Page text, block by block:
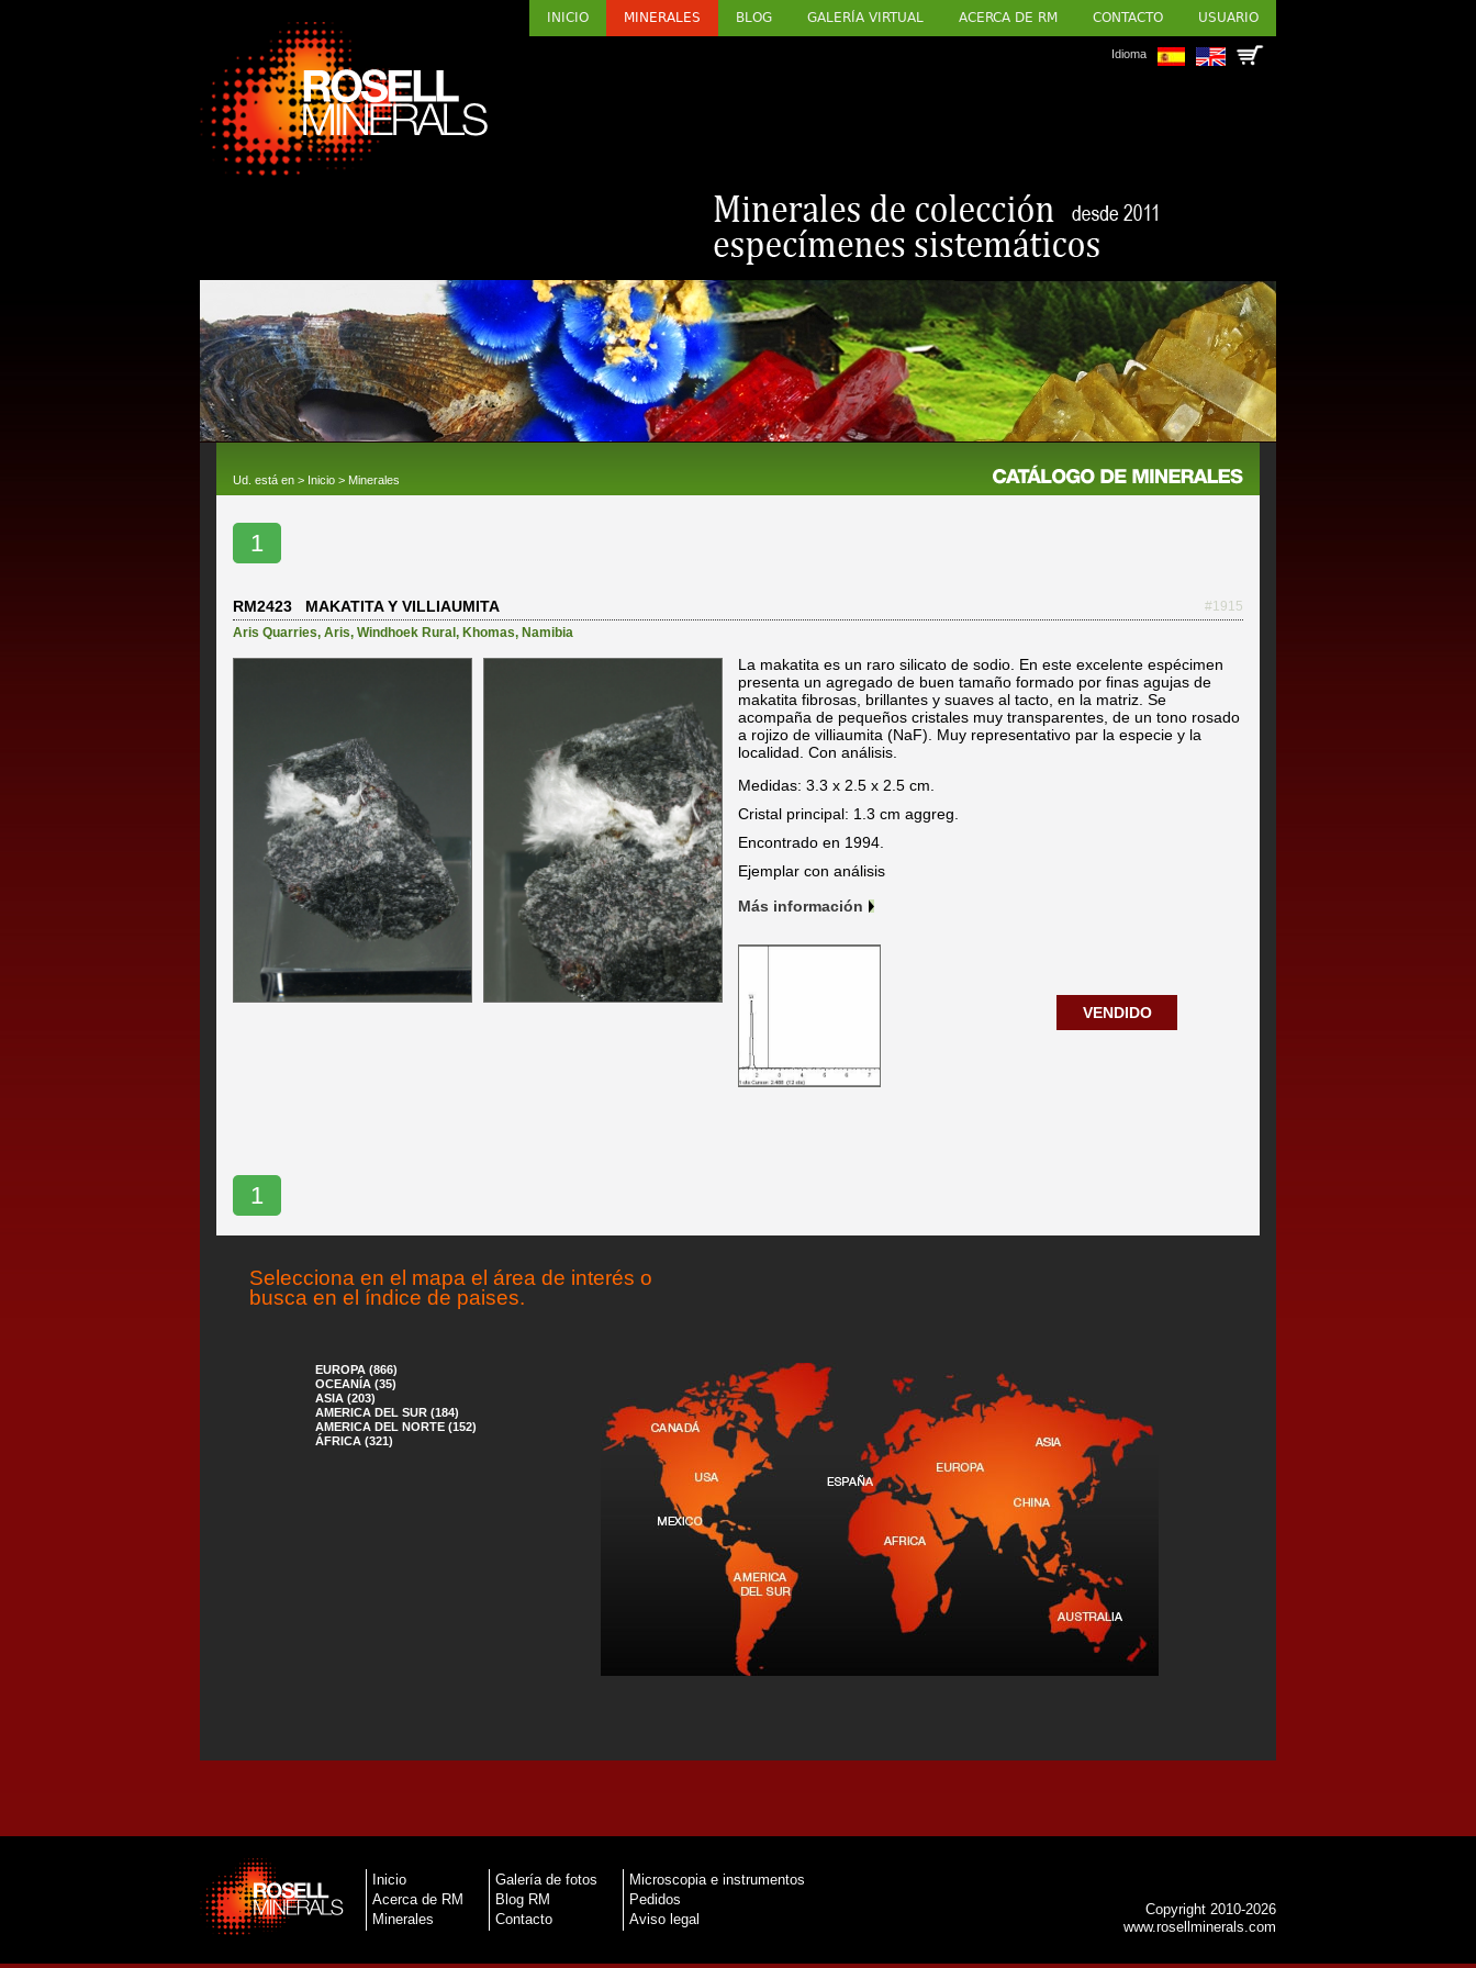
INICIO MINERALES BLOG GALERÍA VIRTUAL ACERCA DE RM CONTACTO USUARIO
Idioma
Ud. está en > Inicio > Minerales
1
RM2423 MAKATITA Y VILLIAUMITA
#1915
Aris Quarries, Aris, Windhoek Rural , Khomas, Namibia
La makatita es un raro silicato de sodio. En este excelente espécimen
presenta un agregado de buen tamaño formado por finas agujas de
makatita fibrosas, brillantes y suaves al tacto, en la matriz. Se
acompaña de pequeños cristales muy transparentes, de un tono rosado
a rojizo de villiaumita (NaF). Muy representativo par la especie y la
localidad. Con análisis.
Medidas: 3.3 x 2.5 x 2.5 cm.
Cristal principal: 1.3 cm aggreg.
Encontrado en 1994.
Ejemplar con análisis
Más información
VENDIDO
1
Selecciona en el mapa el área de interés o
busca en el índice de paises.
EUROPA (866)
OCEANÍA (35)
ASIA (203)
AMERICA DEL SUR (184)
AMERICA DEL NORTE (152)
ÁFRICA (321)
Inicio
Acerca de RM
Minerales
Galería de fotos
Blog RM
Contacto
Microscopia e instrumentos
Pedidos
Aviso legal
Copyright 2010-2026
www.rosellminerals.com